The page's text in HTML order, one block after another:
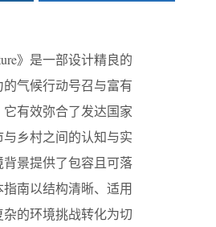
》是一部设计精良的
气候行动号召与富有
有效弥合了发达国家
乡村之间的认知与实
景提供了包容且可落
南以结构清晰、适用
的环境挑战转化为切